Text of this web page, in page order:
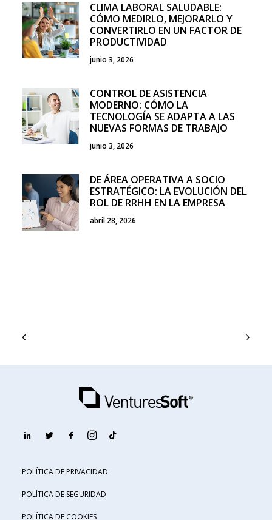
CLIMA LABORAL SALUDABLE:
CÓMO MEDIRLO, MEJORARLO Y
CONVERTIRLO EN UN FACTOR DE
PRODUCTIVIDAD
junio 3, 2026
CONTROL DE ASISTENCIA
MODERNO: CÓMO LA
TECNOLOGÍA SE ADAPTA A LAS
NUEVAS FORMAS DE TRABAJO
junio 3, 2026
DE ÁREA OPERATIVA A SOCIO
ESTRATÉGICO: LA EVOLUCIÓN DEL
ROL DE RRHH EN LA EMPRESA
abril 28, 2026
POLÍTICA DE PRIVACIDAD
POLÍTICA DE SEGURIDAD
POLÍTICA DE COOKIES